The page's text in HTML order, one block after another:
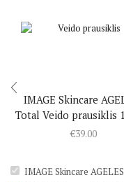
IMAGE Skincare
Total Veido prausiklis
€39.00
IMAGE Skincare